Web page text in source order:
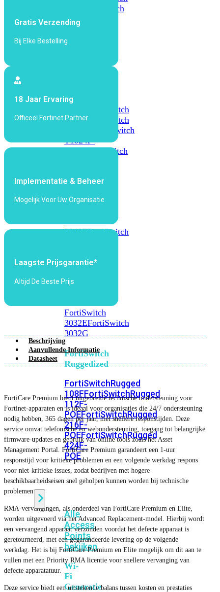
FortiSwitch
648F-
FPOE
FortiSwitch
FortiSwitch
1048EFortiSwitch
FortiSwitch
T1024F-
FortiSwitch
FortiSwitch
Series
2048FFortiSwitch
3000
FortiSwitch
3032EFortiSwitch
3032G
FortiSwitch
Ruggedized
FortiSwitchRugged
108FFortiSwitchRugged
112F-
POEFortiSwitchRugged
216F-
POEFortiSwitchRugged
424F-
POE
WiFi
Alle
Access
Points
bekijken
Wi-
Fi
Generatie
Gratis Verzending
Bij Elke Bestelling
18 Jaar Ervaring
Officeel Fortinet Partner
Implementatie & Beheer
Mogelijk Voor Uw Organisatie
Laagste Prijsgarantie*
Altijd De Beste Prijs
Beschrijving
Aanvullende Informatie
Datasheet
FortiCare Premium biedt uitgebreide technische ondersteuning voor
Fortinet-apparaten en is ideaal voor organisaties die 24/7 ondersteuning
nodig hebben, 365 dagen per jaar, met snellere responstijden. Deze
service omvat telefonische en webondersteuning, toegang tot belangrijke
firmware-updates en gebruik van online tools zoals het Asset
Management Portal. FortiCare Premium garandeert een 1-uur
responstijd voor kritieke problemen en een volgende werkdag respons
voor niet-kritieke issues, zodat bedrijven met hogere
beschikbaarheidseisen snel geholpen kunnen worden bij technische
problemen.
RMA-vervangingen, als onderdeel van FortiCare Premium en Elite,
worden uitgevoerd via het Advanced Replacement-model. Hierbij wordt
een vervangend apparaat verzonden voordat het defecte apparaat is
geretourneerd, met een gegarandeerde levering op de volgende
werkdag. Het is bij FortiCare Premium en Elite mogelijk om dit aan te
vullen met een Priority RMA licentie voor snellere vervanging van
defecte apparatatuur.
Deze service biedt een uitstekende balans tussen kosten en prestaties